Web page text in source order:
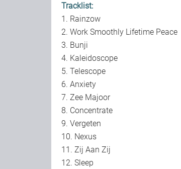
Tracklist:
1. Rainzow
2. Work Smoothly Lifetime Peace
3. Bunji
4. Kaleidoscope
5. Telescope
6. Anxiety
7. Zee Majoor
8. Concentrate
9. Vergeten
10. Nexus
11. Zij Aan Zij
12. Sleep